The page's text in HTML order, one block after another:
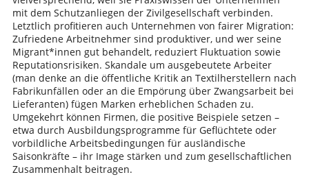
mit dem Schutzanliegen der Zivilgesellschaft verbinden.
Letztlich profitieren auch Unternehmen von fairer Migration:
Zufriedene Arbeitnehmer sind produktiver, und wer seine
Migrant*innen gut behandelt, reduziert Fluktuation sowie
Reputationsrisiken. Skandale um ausgebeutete Arbeiter
(man denke an die öffentliche Kritik an Textilherstellern nach
Fabrikunfällen oder an die Empörung über Zwangsarbeit bei
Lieferanten) fügen Marken erheblichen Schaden zu.
Umgekehrt können Firmen, die positive Beispiele setzen –
etwa durch Ausbildungsprogramme für Geflüchtete oder
vorbildliche Arbeitsbedingungen für ausländische
Saisonkräfte – ihr Image stärken und zum gesellschaftlichen
Zusammenhalt beitragen.